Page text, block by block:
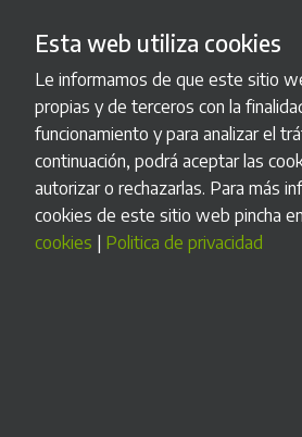
Fabricación a
Podemos adaptar nuestros
necesidades.
Esta web utiliza cookies
Le informamos de que este sitio
propias y de terceros con la
funcionamiento y para analizar el
continuación, podrá aceptar las
autorizar o rechazarlas. Para más
cookies de este sitio web pincha
cookies
Politica de privacidad